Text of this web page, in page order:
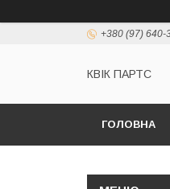
+380 (97) 640-
КВІК ПАРТС
ГОЛОВНА